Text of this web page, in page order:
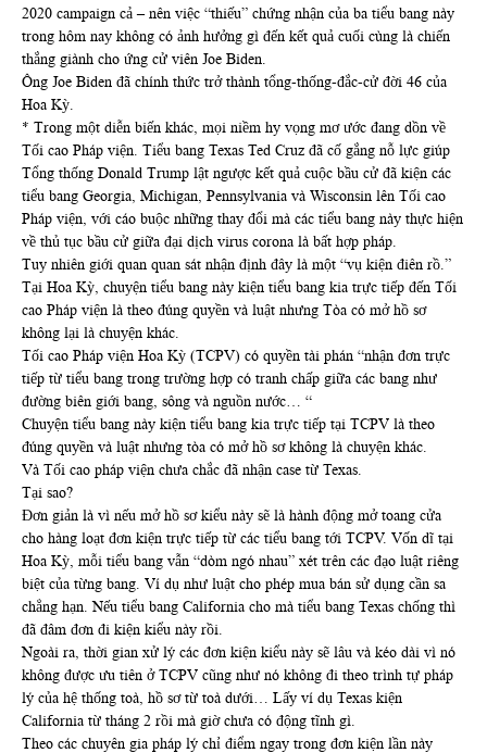
2020 campaign cả – nên việc “thiếu” chứng nhận của ba tiểu bang này
trong hôm nay không có ảnh hưởng gì đến kết quả cuối cùng là chiến
thắng giành cho ứng cử viên Joe Biden.
Ông Joe Biden đã chính thức trở thành tổng-thống-đắc-cử đời 46 của
Hoa Kỳ.
* Trong một diễn biến khác, mọi niềm hy vọng mơ ước đang dồn về
Tối cao Pháp viện. Tiểu bang Texas Ted Cruz đã cố gắng nỗ lực giúp
Tổng thống Donald Trump lật ngược kết quả cuộc bầu cử đã kiện các
tiểu bang Georgia, Michigan, Pennsylvania và Wisconsin lên Tối cao
Pháp viện, với cáo buộc những thay đổi mà các tiểu bang này thực hiện
về thủ tục bầu cử giữa đại dịch virus corona là bất hợp pháp.
Tuy nhiên giới quan quan sát nhận định đây là một “vụ kiện điên rồ.”
Tại Hoa Kỳ, chuyện tiểu bang này kiện tiểu bang kia trực tiếp đến Tối
cao Pháp viện là theo đúng quyền và luật nhưng Tòa có mở hồ sơ
không lại là chuyện khác.
Tối cao Pháp viện Hoa Kỳ (TCPV) có quyền tài phán “nhận đơn trực
tiếp từ tiểu bang trong trường hợp có tranh chấp giữa các bang như
đường biên giới bang, sông và nguồn nước… “
Chuyện tiểu bang này kiện tiểu bang kia trực tiếp tại TCPV là theo
đúng quyền và luật nhưng tòa có mở hồ sơ không là chuyện khác.
Và Tối cao pháp viện chưa chắc đã nhận case từ Texas.
Tại sao?
Đơn giản là vì nếu mở hồ sơ kiểu này sẽ là hành động mở toang cửa
cho hàng loạt đơn kiện trực tiếp từ các tiểu bang tới TCPV. Vốn dĩ tại
Hoa Kỳ, mỗi tiểu bang vẫn “dòm ngó nhau” xét trên các đạo luật riêng
biệt của từng bang. Ví dụ như luật cho phép mua bán sử dụng cần sa
chẳng hạn. Nếu tiểu bang California cho mà tiểu bang Texas chống thì
đã đâm đơn đi kiện kiểu này rồi.
Ngoài ra, thời gian xử lý các đơn kiện kiểu này sẽ lâu và kéo dài vì nó
không được ưu tiên ở TCPV cũng như nó không đi theo trình tự pháp
lý của hệ thống toà, hồ sơ từ toà dưới… Lấy ví dụ Texas kiện
California từ tháng 2 rồi mà giờ chưa có động tĩnh gì.
Theo các chuyên gia pháp lý chỉ điểm ngay trong đơn kiện lần này